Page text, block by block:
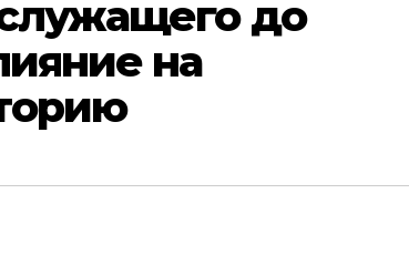
до
на